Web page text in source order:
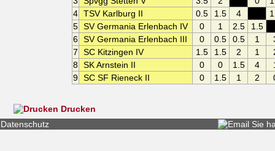
4 TSV Karlburg II 0.5 1.5 4
5 SV Germania Erlenbach IV 0 1 2.5 1.5
6 SV Germania Erlenbach III 0 0.5 0.5 1
7
SC Kitzingen IV 1.5 1.5 2 1
8 SK Arnstein II 0 0 1.5 4
9 SC SF Rieneck II 0 1.5 1 2
Drucken
Datenschutz
Sie